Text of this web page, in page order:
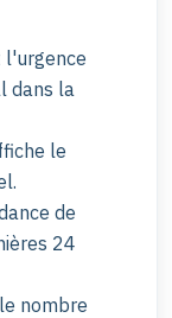
dans la
le
de
24
nombre